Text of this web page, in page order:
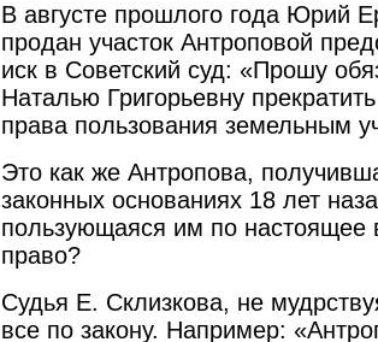
В августе прошлого года Юрий
продан участок Антроповой
иск в Советский суд: «Прошу
Наталью Григорьевну
права пользования земельным
Это как же Антропова,
законных основаниях 18 лет
пользующаяся им по настоящее
право?
Судья Е. Склизкова, не
все по закону. Например: